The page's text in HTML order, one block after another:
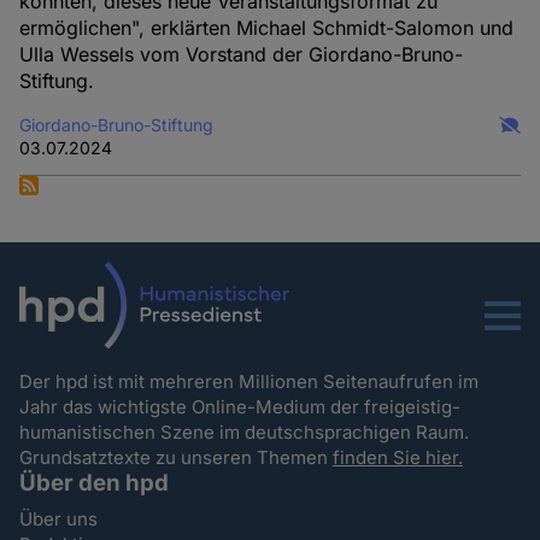
ermöglichen", erklärten Michael Schmidt-Salomon und
Ulla Wessels vom Vorstand der Giordano-Bruno-
Stiftung.
Giordano-Bruno-Stiftung
03.07.2024
Menu
Der hpd ist mit mehreren Millionen Seitenaufrufen im
Jahr das wichtigste Online-Medium der freigeistig-
humanistischen Szene im deutschsprachigen Raum.
Grundsatztexte zu unseren Themenfinden Sie hier.
Über den hpd
Über uns